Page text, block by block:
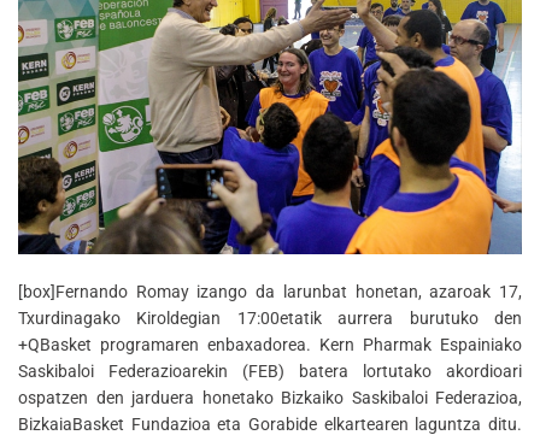
[box]Fernando Romay izango da larunbat honetan, azaroak 17,
Txurdinagako Kiroldegian 17:00etatik aurrera burutuko den
+QBasket programaren enbaxadorea. Kern Pharmak Espainiako
Saskibaloi Federazioarekin (FEB) batera lortutako akordioari
ospatzen den jarduera honetako Bizkaiko Saskibaloi Federazioa,
BizkaiaBasket Fundazioa eta Gorabide elkartearen laguntza ditu.